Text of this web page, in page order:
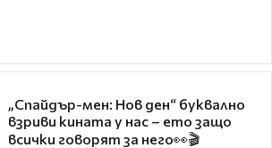
„Спайдър-мен: Нов ден“ буквално
взриви кината у нас – ето защо
всички говорят за него👀🎬